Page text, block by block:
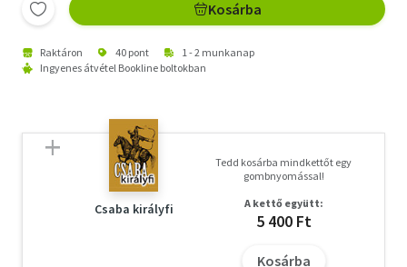
Kosárba
Raktáron 40 pont
1 - 2 munkanap
Ingyenes átvétel Bookline boltokban
Csaba királyfi
Tedd kosárba mindkettőt egy
gombnyomással!
A kettő együtt:
5 400 Ft
Kosárba